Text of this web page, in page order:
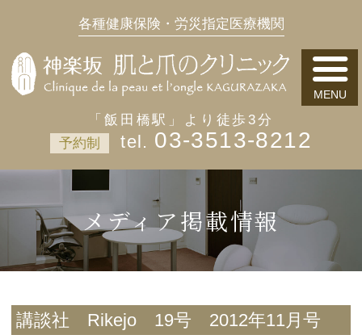
各種健康保険・労災指定医療機関
「飯田橋駅」より徒歩3分
予約制
03-3513-8212
メディア掲載情報
講談社 Rikejo 19号 2012年11月号